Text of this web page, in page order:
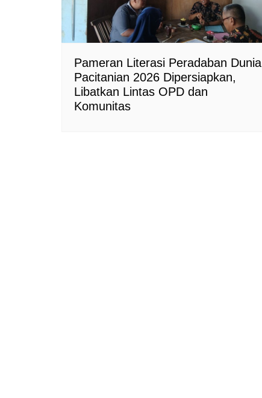
Pameran Literasi Peradaban Dunia
Pacitanian 2026 Dipersiapkan,
Libatkan Lintas OPD dan
Komunitas